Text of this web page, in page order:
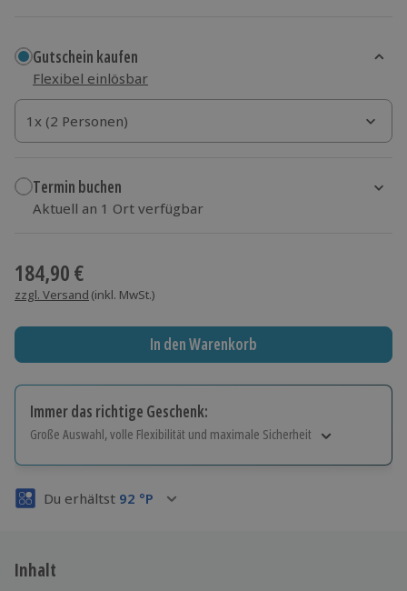
Gutschein kaufen
Flexibel einlösbar
1x (2 Personen)
1x (2 Personen)
1x (2 Personen)
Termin buchen
Aktuell an 1 Ort verfügbar
184,90 €
zzgl. Versand (inkl. MwSt.)
In den Warenkorb
Immer das richtige Geschenk:
Große Auswahl, volle Flexibilität und maximale Sicherheit
Volle Flexibilität
3 Jahre gültig & verlängerbar.
Du erhältst 92 °P
Inhalt